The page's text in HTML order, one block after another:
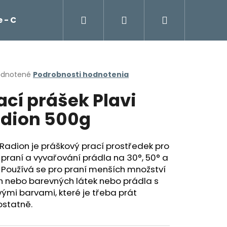
- Cockta, čaje, káva Franck Potraviny
Hľadať Prihlásenie
Podrobnosti hodnotenia
prášek Plavi
500g
je práškový prací prostředek pro
a vyvařování prádla na 30°, 50° a
Používá se pro praní menších množství
nebo barevných látek nebo prádla s
barvami, které je třeba prátNasledujúce